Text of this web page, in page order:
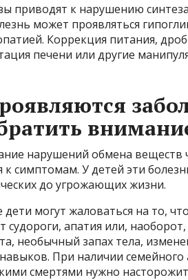
приводят к нарушению
может проявляться
Коррекция питания,
печени или другие
нарушений обмена веществ
симптомам. У детей эти
до угрожающих жизни.
могут жаловаться на то,
судороги, апатия или,
необычный запах тела,
При наличии
смертями нужно